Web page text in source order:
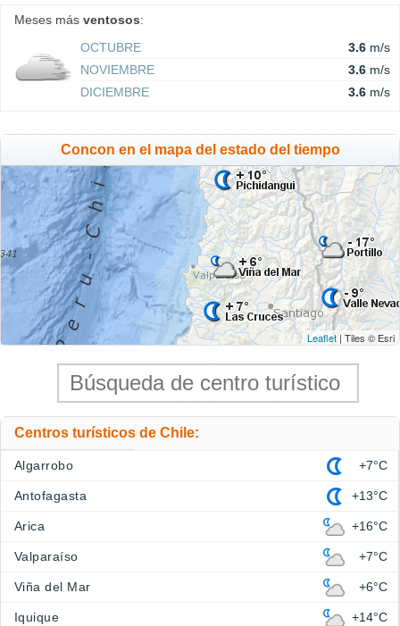
Meses más ventosos:
OCTUBRE
3.6 m/s
NOVIEMBRE
3.6 m/s
DICIEMBRE
3.6 m/s
Concon en el mapa del estado del tiempo
Leaflet | Tiles © Esri
Centros turísticos de Chile:
Algarrobo +7°C
Antofagasta +13°C
Arica +16°C
Valparaíso +7°C
Viña del Mar +6°C
Iquique +14°C